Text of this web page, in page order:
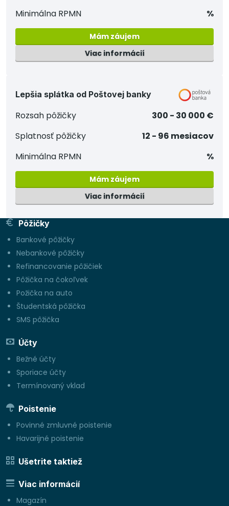
Minimálna RPMN
%
Mám záujem
Viac informácií
Lepšia splátka od Poštovej banky
Rozsah pôžičky
300 - 30 000 €
Splatnosť pôžičky
12 - 96 mesiacov
Minimálna RPMN
%
Mám záujem
Viac informácií
Pôžičky
Bankové pôžičky
Nebankové pôžičky
Refinancovanie pôžičiek
Pôžička na čokoľvek
Požička na auto
Študentská pôžička
SMS pôžička
Účty
Bežné účty
Sporiace účty
Termínovaný vklad
Poistenie
Povinné zmluvné poistenie
Havarijné poistenie
Ušetrite taktiež
Viac informácií
Magazín